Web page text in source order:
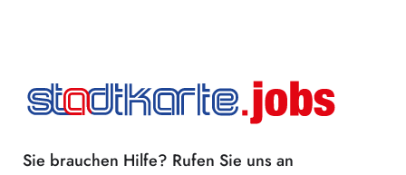
Sie brauchen Hilfe? Rufen Sie uns an